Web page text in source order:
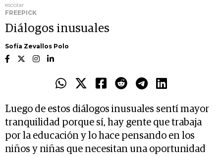
escolar
FREEPICK
Diálogos inusuales
Sofía Zevallos Polo
Luego de estos diálogos inusuales sentí mayor
tranquilidad porque sí, hay gente que trabaja
por la educación y lo hace pensando en los
niños y niñas que necesitan una oportunidad